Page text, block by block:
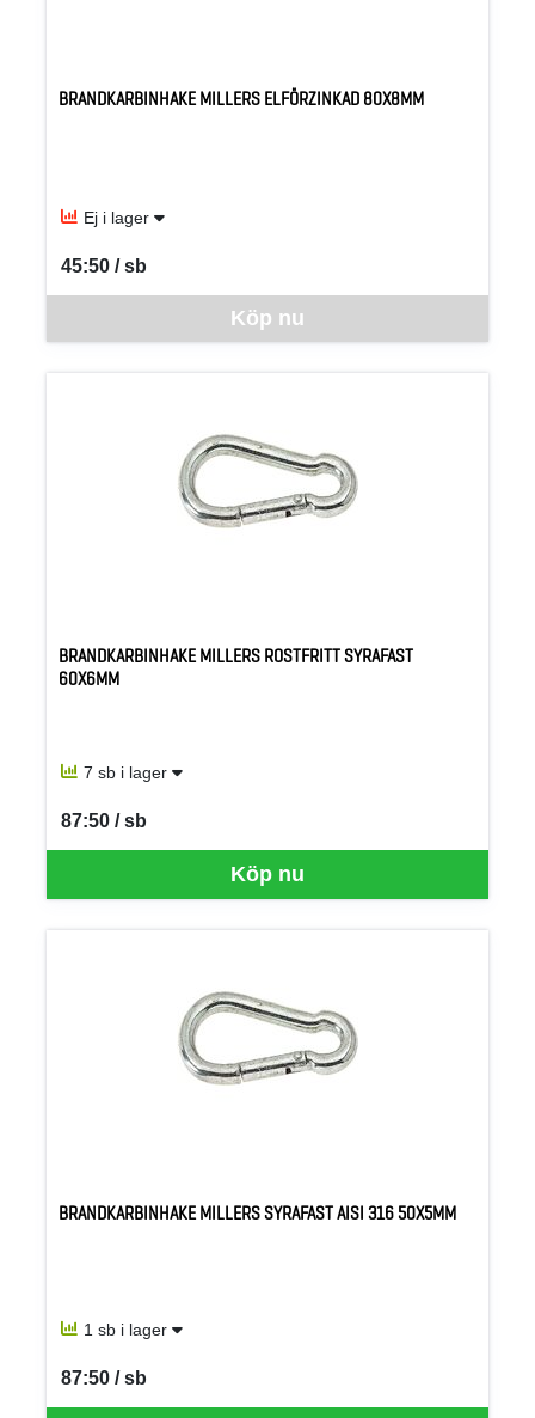
BRANDKARBINHAKE MILLERS ELFÖRZINKAD 80X8MM
Ej i lager
Köp nu
45:50 / sb
SEK per SB
BRANDKARBINHAKE MILLERS ROSTFRITT SYRAFAST
60X6MM
7 sb i lager
Köp nu
87:50 / sb
SEK per SB
BRANDKARBINHAKE MILLERS SYRAFAST AISI 316 50X5MM
1 sb i lager
87:50 / sb
SEK per SB